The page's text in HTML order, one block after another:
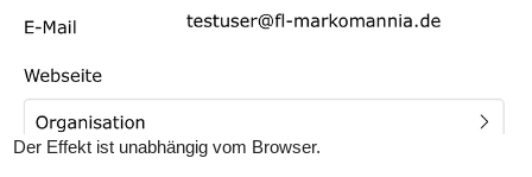
Der Effekt ist unabhängig vom Browser.